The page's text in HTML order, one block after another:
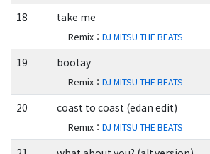
18 take me
Remix ：DJ MITSU THE BEATS
19 bootay
Remix ：DJ MITSU THE BEATS
20 coast to coast (edan edit)
Remix ：DJ MITSU THE BEATS